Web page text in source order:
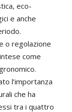
eco-
e anche
o regolazione
come
l’importanza
che ha
tra i quattro